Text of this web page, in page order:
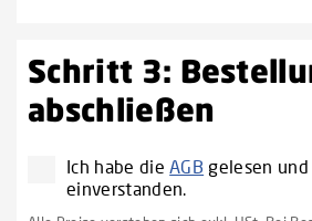
Schritt 3:
abschließen
Ich habe dieAGB gelesen
einverstanden.